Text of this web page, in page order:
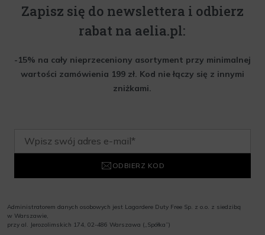
Zapisz się do newslettera i odbierz
rabat na aelia.pl:
-15% na cały nieprzeceniony asortyment przy minimalnej
wartości zamówienia 199 zł. Kod nie łączy się z innymi
zniżkami.
ODBIERZ KOD
Administratorem danych osobowych jest Lagardere Duty Free Sp. z o.o. z siedzibą
w Warszawie,
przy al. Jerozolimskich 174, 02-486 Warszawa („Spółka”)